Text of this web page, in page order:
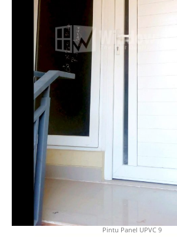
Pintu Panel UPVC 9